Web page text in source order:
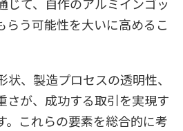
らう可能性を大いに高めるこ
、製造プロセスの透明性、
さが、成功する取引を実現す
。これらの要素を総合的に考